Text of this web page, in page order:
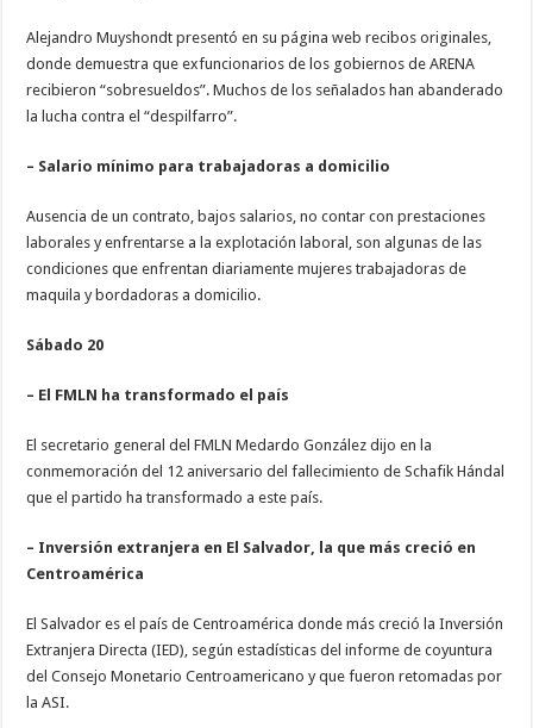
Alejandro Muyshondt presentó en su página web recibos originales,
donde demuestra que exfuncionarios de los gobiernos de ARENA
recibieron “sobresueldos”. Muchos de los señalados han abanderado
la lucha contra el “despilfarro”.
– Salario mínimo para trabajadoras a domicilio
Ausencia de un contrato, bajos salarios, no contar con prestaciones
laborales y enfrentarse a la explotación laboral, son algunas de las
condiciones que enfrentan diariamente mujeres trabajadoras de
maquila y bordadoras a domicilio.
Sábado 20
– El FMLN ha transformado el país
El secretario general del FMLN Medardo González dijo en la
conmemoración del 12 aniversario del fallecimiento de Schafik Hándal
que el partido ha transformado a este país.
– Inversión extranjera en El Salvador, la que más creció en
Centroamérica
El Salvador es el país de Centroamérica donde más creció la Inversión
Extranjera Directa (IED), según estadísticas del informe de coyuntura
del Consejo Monetario Centroamericano y que fueron retomadas por
la ASI.